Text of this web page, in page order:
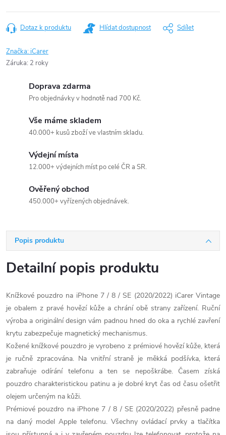
Dotaz k produktu Hlídat dostupnost Sdílet
Značka:iCarer
Záruka: 2 roky
Doprava zdarma
Pro objednávky v hodnotě nad 700 Kč.
Vše máme skladem
40.000+ kusů zboží ve vlastním skladu.
Výdejní místa
12.000+ výdejních míst po celé ČR a SR.
Ověřený obchod
450.000+ vyřízených objednávek.
Popis produktu
Detailní popis produktu
Knížkové pouzdro na iPhone 7 / 8 / SE (2020/2022) iCarer Vintage
je obalem z pravé hovězí kůže a chrání obě strany zařízení. Ruční
výroba a originální design vám padnou hned do oka a rychlé zavření
krytu zabezpečuje magnetický mechanismus.
Kožené knížkové pouzdro je vyrobeno z prémiové hovězí kůže, která
je ručně zpracována. Na vnitřní straně je měkká podšívka, která
zabraňuje odírání telefonu a ten se nepoškrábe. Časem získá
pouzdro charakteristickou patinu a je dobré kryt čas od času ošetřit
olejem určeným na kůži.
Prémiové pouzdro na iPhone 7 / 8 / SE (2020/2022) přesně padne
na daný model Apple telefonu. Všechny ovládací prvky a tlačítka